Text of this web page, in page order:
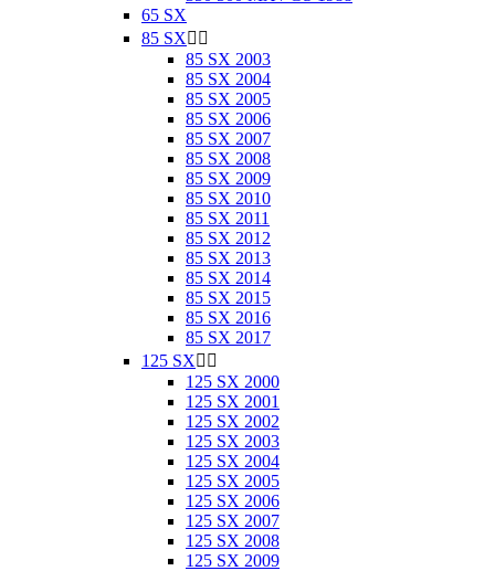
65 SX
85 SX 
85 SX 2003
85 SX 2004
85 SX 2005
85 SX 2006
85 SX 2007
85 SX 2008
85 SX 2009
85 SX 2010
85 SX 2011
85 SX 2012
85 SX 2013
85 SX 2014
85 SX 2015
85 SX 2016
85 SX 2017
125 SX 
125 SX 2000
125 SX 2001
125 SX 2002
125 SX 2003
125 SX 2004
125 SX 2005
125 SX 2006
125 SX 2007
125 SX 2008
125 SX 2009